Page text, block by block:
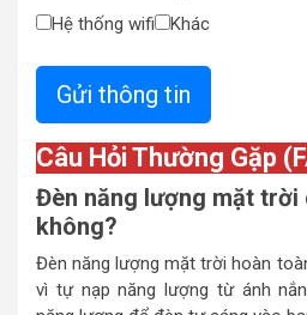
Hệ thống wifi
Khác
Câu Hỏi Thường Gặp
Đèn năng lượng mặt trời
không?
Đèn năng lượng mặt trời hoàn
vì tự nạp năng lượng từ ánh